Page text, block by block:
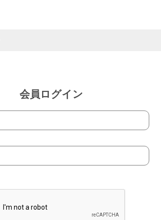
会員ログイン